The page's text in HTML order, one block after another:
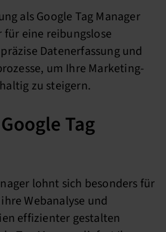
als Google Tag Manager
eine reibungslose
Datenerfassung und
um Ihre Marketing-
zu steigern.
Tag
lohnt sich besonders für
Webanalyse und
effizienter gestalten